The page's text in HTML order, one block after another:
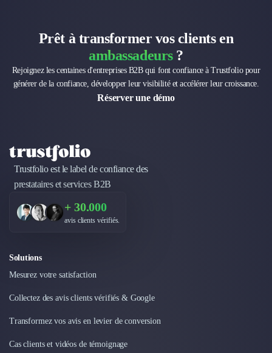
Prêt à transformer vos clients en
ambassadeurs?
Rejoignez les centaines d'entreprises B2B qui font confiance à Trustfolio pour
générer de la confiance, développer leur visibilité et accélérer leur croissance.
Réserver une démo
Trustfolio est le label de confiance des
prestataires et services B2B
+ 30.000
avis clients vérifiés.
Solutions
Mesurez votre satisfaction
Collectez des avis clients vérifiés & Google
Transformez vos avis en levier de conversion
Cas clients et vidéos de témoignage